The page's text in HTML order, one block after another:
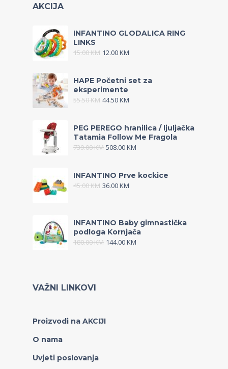
AKCIJA
INFANTINO GLODALICA RING
LINKS
15.00KM 12.00KM
HAPE Početni set za
eksperimente
55.50KM 44.50KM
PEG PEREGO hranilica / ljuljačka
Tatamia Follow Me Fragola
739.00KM 508.00KM
INFANTINO Prve kockice
45.00KM 36.00KM
INFANTINO Baby gimnastička
podloga Kornjača
180.00KM 144.00KM
VAŽNI LINKOVI
Proizvodi na AKCIJI
O nama
Uvjeti poslovanja